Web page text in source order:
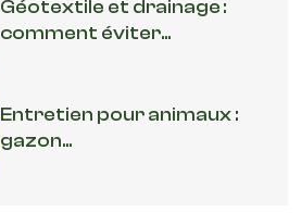
Géotextile et drainage :
comment éviter...
Entretien pour animaux :
gazon...